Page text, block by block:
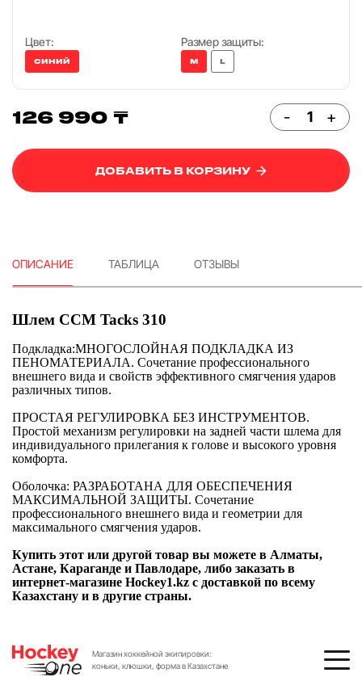
Цвет:
СИНИЙ
Размер защиты:
M L
126 990 ₸ - +
ДОБАВИТЬ В КОРЗИНУ
ОПИСАНИЕ ТАБЛИЦА ОТЗЫВЫ
Шлем CCM Tacks 310
Подкладка:МНОГОСЛОЙНАЯ ПОДКЛАДКА ИЗ
ПЕНОМАТЕРИАЛА. Сочетание профессионального
внешнего вида и свойств эффективного смягчения ударов
различных типов.
ПРОСТАЯ РЕГУЛИРОВКА БЕЗ ИНСТРУМЕНТОВ.
Простой механизм регулировки на задней части шлема для
индивидуального прилегания к голове и высокого уровня
комфорта.
Оболочка: РАЗРАБОТАНА ДЛЯ ОБЕСПЕЧЕНИЯ
МАКСИМАЛЬНОЙ ЗАЩИТЫ. Сочетание
профессионального внешнего вида и геометрии для
максимального смягчения ударов.
Купить этот или другой товар вы можете в Алматы,
Астане, Караганде и Павлодаре, либо заказать в
интернет-магазине Hockey1.kz с доставкой по всему
Казахстану и в другие страны.
Магазин хоккейной экипировки:
коньки, клюшки, форма в Казахстане